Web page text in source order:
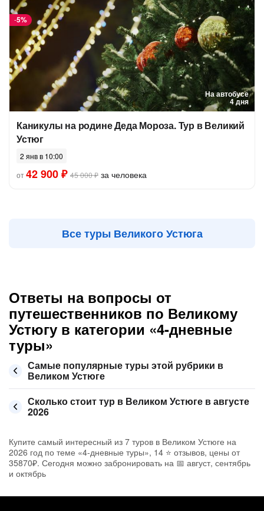
На автобусе
4 дня
-5%
Каникулы на родине Деда Мороза. Тур в Великий
Устюг
2 янв в 10:00
от42 900 ₽ 45 000 ₽ за человека
Все туры Великого Устюга
Ответы на вопросы от
путешественников по Великому
Устюгу в категории «4-дневные
туры»
Самые популярные туры этой рубрики в
Великом Устюге
Сколько стоит тур в Великом Устюге в августе
2026
Купите самый интересный из 7 туров в Великом Устюге на
2026 год по теме «4-дневные туры», 14 ⭐ отзывов, цены от
35870₽. Сегодня можно забронировать на 📅 август, сентябрь
и октябрь